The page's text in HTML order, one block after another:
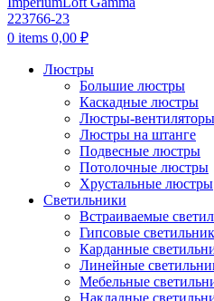
0 items 0,00 ₽
Люстры
Большие люстры
Каскадные люстры
Люстры-вентиляторы
Люстры на штанге
Подвесные люстры
Потолочные люстры
Хрустальные люстры
Светильники
Встраиваемые
Гипсовые
Карданные
Линейные
Мебельные
Накладные